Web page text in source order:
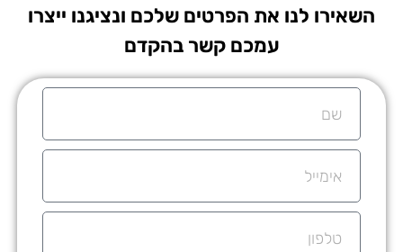
השאירו לנו את הפרטים שלכם ונציגנו ייצרו
עמכם קשר בהקדם